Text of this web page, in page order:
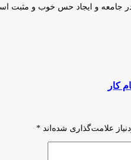
در جامعه و ایجاد حس خوب و مثبت
کار
علامت‌گذاری شده‌اند *